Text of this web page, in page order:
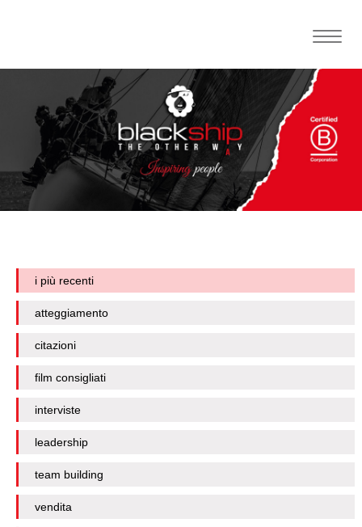
Toggle
i più recenti
atteggiamento
citazioni
film consigliati
interviste
leadership
team building
vendita